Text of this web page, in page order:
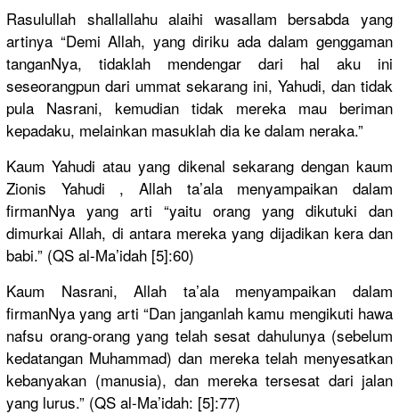
Rasulullah shallallahu alaihi wasallam bersabda yang
artinya “Demi Allah, yang diriku ada dalam genggaman
tanganNya, tidaklah mendengar dari hal aku ini
seseorangpun dari ummat sekarang ini, Yahudi, dan tidak
pula Nasrani, kemudian tidak mereka mau beriman
kepadaku, melainkan masuklah dia ke dalam neraka.”
Kaum Yahudi atau yang dikenal sekarang dengan kaum
Zionis Yahudi , Allah ta’ala menyampaikan dalam
firmanNya yang arti “yaitu orang yang dikutuki dan
dimurkai Allah, di antara mereka yang dijadikan kera dan
babi.” (QS al-Ma’idah [5]:60)
Kaum Nasrani, Allah ta’ala menyampaikan dalam
firmanNya yang arti “Dan janganlah kamu mengikuti hawa
nafsu orang-orang yang telah sesat dahulunya (sebelum
kedatangan Muhammad) dan mereka telah menyesatkan
kebanyakan (manusia), dan mereka tersesat dari jalan
yang lurus.” (QS al-Ma’idah: [5]:77)